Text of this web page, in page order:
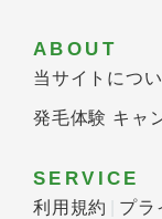
ABOUT
当サイトにつ
発毛体験 キャ
SERVICE
利用規約 プラ